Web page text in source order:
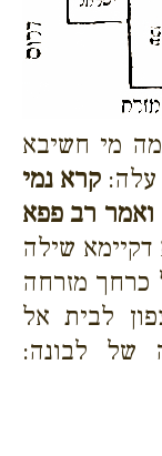
מי חשיבא
עלה: קרא נמי
ואמר רב פפא
שילה
כרחך מזרחה
לבית אל
של לבונה: